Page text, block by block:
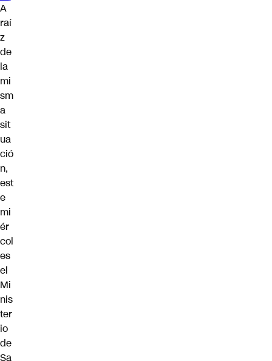
A
raí
z
de
la
mi
sm
a
sit
ua
ció
n,
est
e
mi
ér
col
es
el
Mi
nis
ter
io
de
Sa